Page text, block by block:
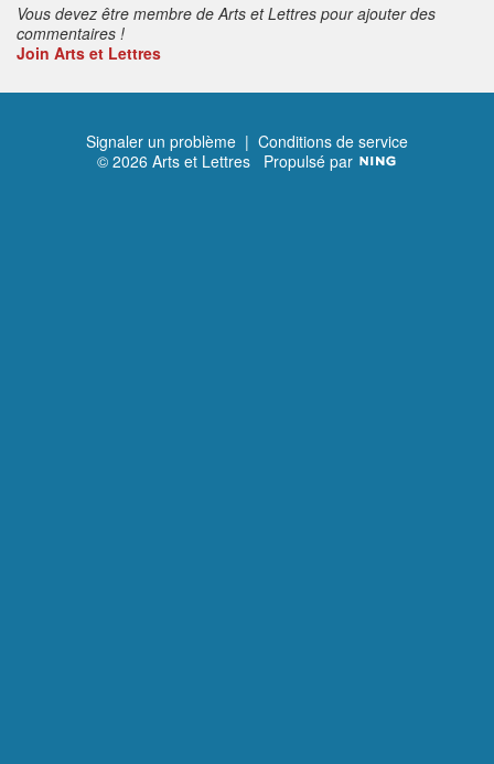
Vous devez être membre de Arts et Lettres pour ajouter des
commentaires !
Join Arts et Lettres
Signaler un problème | Conditions de service
© 2026 Arts et Lettres Propulsé par